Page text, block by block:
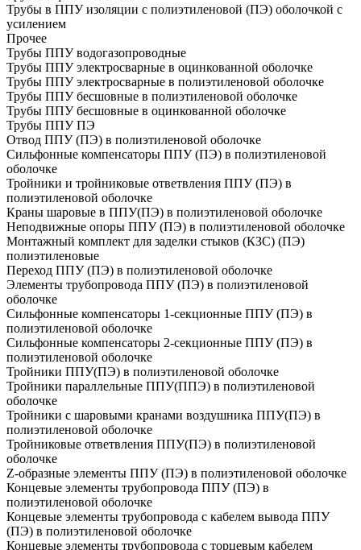
Трубы в ППУ изоляции с полиэтиленовой (ПЭ) оболочкой с
усилением
Прочее
Трубы ППУ водогазопроводные
Трубы ППУ электросварные в оцинкованной оболочке
Трубы ППУ электросварные в полиэтиленовой оболочке
Трубы ППУ бесшовные в полиэтиленовой оболочке
Трубы ППУ бесшовные в оцинкованной оболочке
Трубы ППУ ПЭ
Отвод ППУ (ПЭ) в полиэтиленовой оболочке
Сильфонные компенсаторы ППУ (ПЭ) в полиэтиленовой
оболочке
Тройники и тройниковые ответвления ППУ (ПЭ) в
полиэтиленовой оболочке
Краны шаровые в ППУ(ПЭ) в полиэтиленовой оболочке
Неподвижные опоры ППУ (ПЭ) в полиэтиленовой оболочке
Монтажный комплект для заделки стыков (КЗС) (ПЭ)
полиэтиленовые
Переход ППУ (ПЭ) в полиэтиленовой оболочке
Элементы трубопровода ППУ (ПЭ) в полиэтиленовой
оболочке
Сильфонные компенсаторы 1-секционные ППУ (ПЭ) в
полиэтиленовой оболочке
Сильфонные компенсаторы 2-секционные ППУ (ПЭ) в
полиэтиленовой оболочке
Тройники ППУ(ПЭ) в полиэтиленовой оболочке
Тройники параллельные ППУ(ППЭ) в полиэтиленовой
оболочке
Тройники с шаровыми кранами воздушника ППУ(ПЭ) в
полиэтиленовой оболочке
Тройниковые ответвления ППУ(ПЭ) в полиэтиленовой
оболочке
Z-образные элементы ППУ (ПЭ) в полиэтиленовой оболочке
Концевые элементы трубопровода ППУ (ПЭ) в
полиэтиленовой оболочке
Концевые элементы трубопровода с кабелем вывода ППУ
(ПЭ) в полиэтиленовой оболочке
Концевые элементы трубопровода с торцевым кабелем